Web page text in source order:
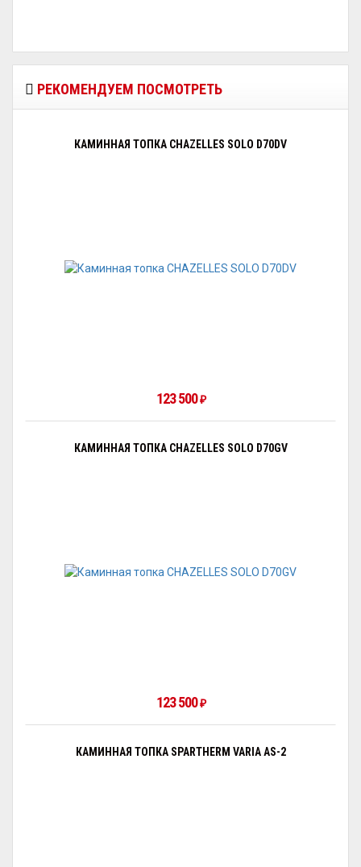
РЕКОМЕНДУЕМ ПОСМОТРЕТЬ
КАМИННАЯ ТОПКА CHAZELLES SOLO D70DV
123 500 ₽
КАМИННАЯ ТОПКА CHAZELLES SOLO D70GV
123 500 ₽
КАМИННАЯ ТОПКА SPARTHERM VARIA AS-2